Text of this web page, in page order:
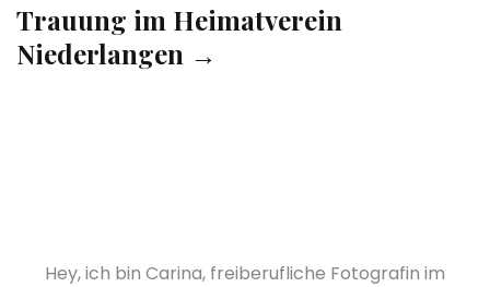
Trauung im Heimatverein
Niederlangen →
Hey, ich bin Carina, freiberufliche Fotografin im